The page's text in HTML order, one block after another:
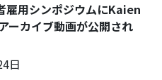
雇用シンポジウムにKaien
ーカイブ動画が公開され
日